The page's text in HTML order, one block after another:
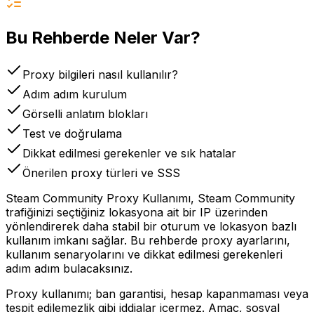
Bu Rehberde Neler Var?
Proxy bilgileri nasıl kullanılır?
Adım adım kurulum
Görselli anlatım blokları
Test ve doğrulama
Dikkat edilmesi gerekenler ve sık hatalar
Önerilen proxy türleri ve SSS
Steam Community Proxy Kullanımı, Steam Community
trafiğinizi seçtiğiniz lokasyona ait bir IP üzerinden
yönlendirerek daha stabil bir oturum ve lokasyon bazlı
kullanım imkanı sağlar. Bu rehberde proxy ayarlarını,
kullanım senaryolarını ve dikkat edilmesi gerekenleri
adım adım bulacaksınız.
Proxy kullanımı; ban garantisi, hesap kapanmaması veya
tespit edilemezlik gibi iddialar içermez. Amaç, sosyal